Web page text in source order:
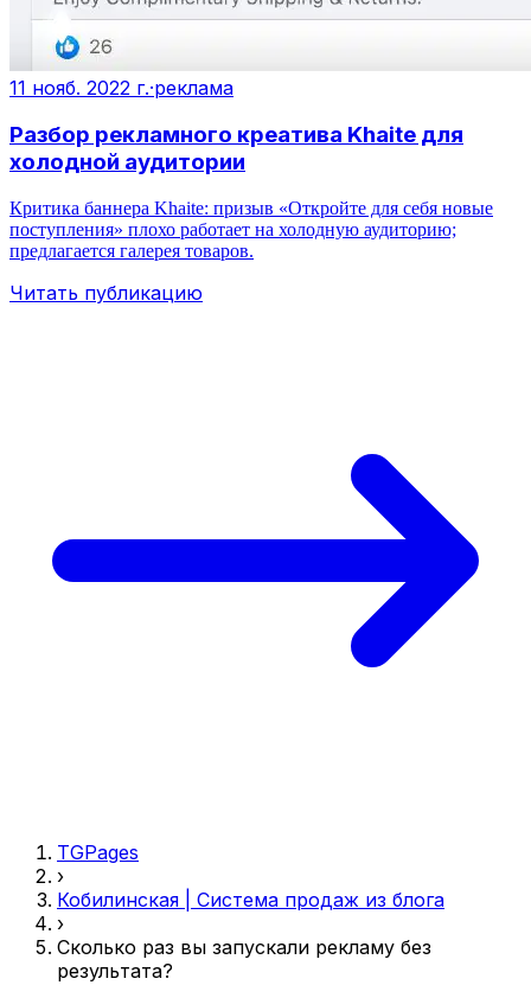
11 нояб. 2022 г.·реклама
Разбор рекламного креатива Khaite для
холодной аудитории
Критика баннера Khaite: призыв «Откройте для себя новые
поступления» плохо работает на холодную аудиторию;
предлагается галерея товаров.
Читать публикацию
TGPages
›
Кобилинская | Система продаж из блога
›
Сколько раз вы запускали рекламу без
результата?